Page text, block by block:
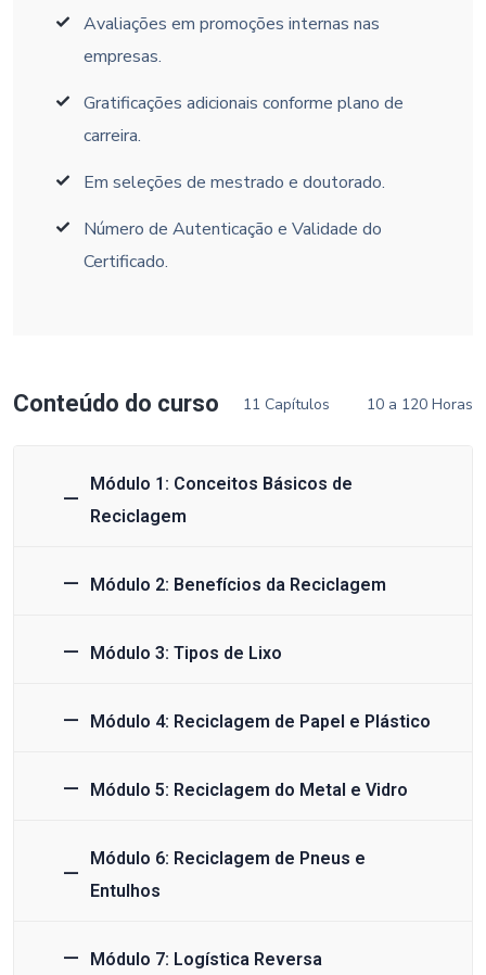
Avaliações em promoções internas nas
empresas.
Gratificações adicionais conforme plano de
carreira.
Em seleções de mestrado e doutorado.
Número de Autenticação e Validade do
Certificado.
Conteúdo do curso 11 Capítulos 10 a 120 Horas
Módulo 1: Conceitos Básicos de
Reciclagem
Módulo 2: Benefícios da Reciclagem
Módulo 3: Tipos de Lixo
Módulo 4: Reciclagem de Papel e Plástico
Módulo 5: Reciclagem do Metal e Vidro
Módulo 6: Reciclagem de Pneus e
Entulhos
Módulo 7: Logística Reversa